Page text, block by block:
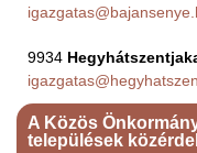
9934
A Közös
települések